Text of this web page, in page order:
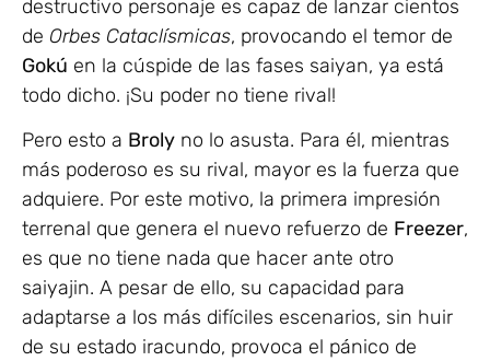
destructivo personaje es capaz de lanzar cientos
de Orbes Cataclísmicas, provocando el temor de
Gokú en la cúspide de las fases saiyan, ya está
todo dicho. ¡Su poder no tiene rival!
Pero esto a Broly no lo asusta. Para él, mientras
más poderoso es su rival, mayor es la fuerza que
adquiere. Por este motivo, la primera impresión
terrenal que genera el nuevo refuerzo de Freezer,
es que no tiene nada que hacer ante otro
saiyajin. A pesar de ello, su capacidad para
adaptarse a los más difíciles escenarios, sin huir
de su estado iracundo, provoca el pánico de